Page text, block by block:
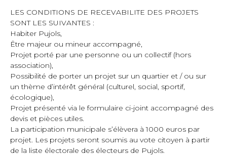
LES CONDITIONS DE RECEVABILITE DES PROJETS
SONT LES SUIVANTES :
Habiter Pujols,
Être majeur ou mineur accompagné,
Projet porté par une personne ou un collectif (hors
association),
Possibilité de porter un projet sur un quartier et / ou sur
un thème d’intérêt général (culturel, social, sportif,
écologique),
Projet présenté via le formulaire ci-joint accompagné des
devis et pièces utiles.
La participation municipale s’élèvera à 1000 euros par
projet. Les projets seront soumis au vote citoyen à partir
de la liste électorale des électeurs de Pujols.